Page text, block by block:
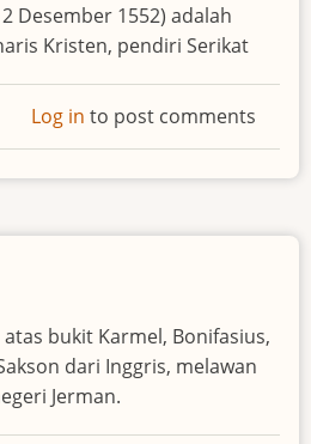
Desember 1552) adalah
Kristen, pendiri Serikat
Log in to post comments
bukit Karmel, Bonifasius,
dari Inggris, melawan
Jerman.